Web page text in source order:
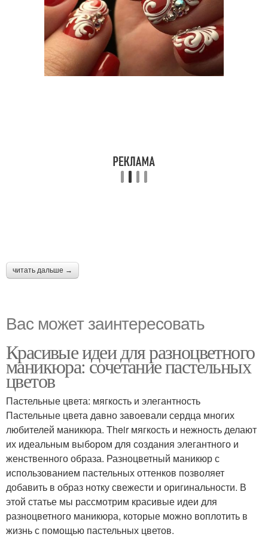
читать дальше →
Вас может заинтересовать
Красивые идеи для разноцветного
маникюра: сочетание пастельных
цветов
Пастельные цвета: мягкость и элегантность
Пастельные цвета давно завоевали сердца многих
любителей маникюра. Their мягкость и нежность делают
их идеальным выбором для создания элегантного и
женственного образа. Разноцветный маникюр с
использованием пастельных оттенков позволяет
добавить в образ нотку свежести и оригинальности. В
этой статье мы рассмотрим красивые идеи для
разноцветного маникюра, которые можно воплотить в
жизнь с помощью пастельных цветов.